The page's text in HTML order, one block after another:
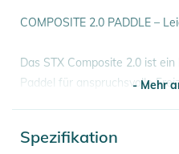
COMPOSITE 2.0 PADDLE –
Das STX Composite 2.0 ist
Paddel für anspruchsvolle
nylonverstärktem Fiberglas
- Mehr
Spezifikation